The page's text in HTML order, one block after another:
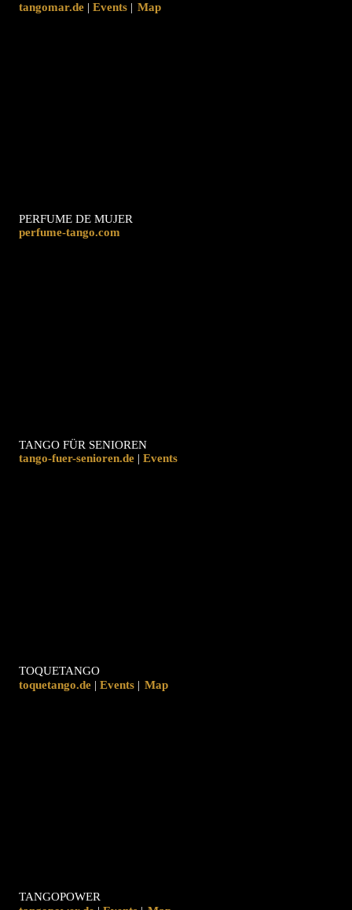
tangomar.de | | Map
PERFUME DE MUJER
perfume-tango.com
TANGO FÜR SENIOREN
tango-fuer-senioren.de |
TOQUETANGO
toquetango.de | | Map
TANGOPOWER